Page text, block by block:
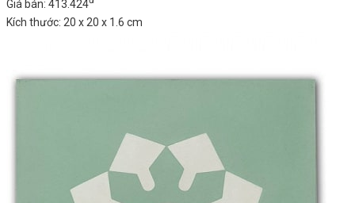
Giá bán: 413.424
Kích thước: 20 x 20 x 1.6 cm